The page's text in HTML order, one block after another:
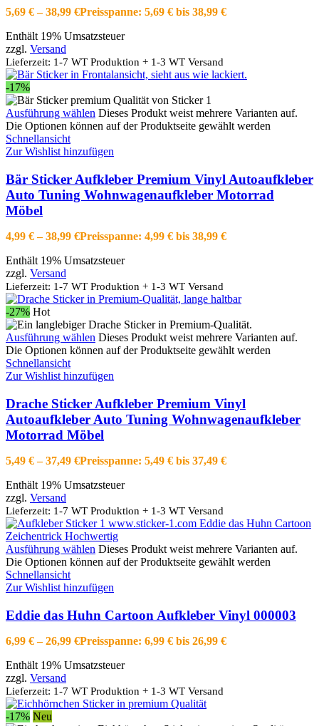
5,69 € –38,99 €Preisspanne: 5,69 € bis 38,99 €
Enthält 19% Umsatzsteuer
zzgl. Versand
Lieferzeit: 1-7 WT Produktion + 1-3 WT Versand
-17%
Ausführung wählen Dieses Produkt weist mehrere Varianten auf.
Die Optionen können auf der Produktseite gewählt werden
Schnellansicht
Zur Wishlist hinzufügen
Bär Sticker Aufkleber Premium Vinyl Autoaufkleber
Auto Tuning Wohnwagenaufkleber Motorrad
Möbel
4,99 € –38,99 €Preisspanne: 4,99 € bis 38,99 €
Enthält 19% Umsatzsteuer
zzgl. Versand
Lieferzeit: 1-7 WT Produktion + 1-3 WT Versand
-27% Hot
Ausführung wählen Dieses Produkt weist mehrere Varianten auf.
Die Optionen können auf der Produktseite gewählt werden
Schnellansicht
Zur Wishlist hinzufügen
Drache Sticker Aufkleber Premium Vinyl
Autoaufkleber Auto Tuning Wohnwagenaufkleber
Motorrad Möbel
5,49 € –37,49 €Preisspanne: 5,49 € bis 37,49 €
Enthält 19% Umsatzsteuer
zzgl. Versand
Lieferzeit: 1-7 WT Produktion + 1-3 WT Versand
Ausführung wählen Dieses Produkt weist mehrere Varianten auf.
Die Optionen können auf der Produktseite gewählt werden
Schnellansicht
Zur Wishlist hinzufügen
Eddie das Huhn Cartoon Aufkleber Vinyl 000003
6,99 € –26,99 €Preisspanne: 6,99 € bis 26,99 €
Enthält 19% Umsatzsteuer
zzgl. Versand
Lieferzeit: 1-7 WT Produktion + 1-3 WT Versand
-17% Neu